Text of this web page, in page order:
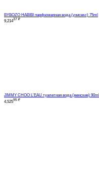
BYBOZO HABIBI парфюмерная вода (унисекс) 75ml
9,21437 ₽
JIMMY CHOO L'EAU туалетная вода (женские) 90ml
4,52595 ₽